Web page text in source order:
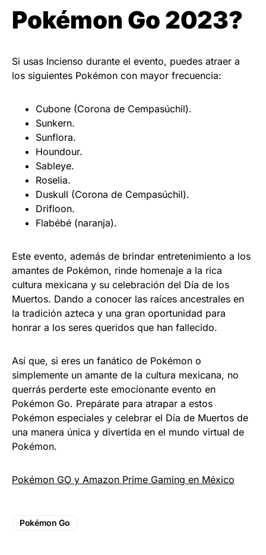
Pokémon Go 2023?
Si usas Incienso durante el evento, puedes atraer a
los siguientes Pokémon con mayor frecuencia:
Cubone (Corona de Cempasúchil).
Sunkern.
Sunflora.
Houndour.
Sableye.
Roselia.
Duskull (Corona de Cempasúchil).
Drifloon.
Flabébé (naranja).
Este evento, además de brindar entretenimiento a los
amantes de Pokémon, rinde homenaje a la rica
cultura mexicana y su celebración del Día de los
Muertos. Dando a conocer las raíces ancestrales en
la tradición azteca y una gran oportunidad para
honrar a los seres queridos que han fallecido.
Así que, si eres un fanático de Pokémon o
simplemente un amante de la cultura mexicana, no
querrás perderte este emocionante evento en
Pokémon Go. Prepárate para atrapar a estos
Pokémon especiales y celebrar el Día de Muertos de
una manera única y divertida en el mundo virtual de
Pokémon.
Pokémon GO y Amazon Prime Gaming en México
Pokémon Go